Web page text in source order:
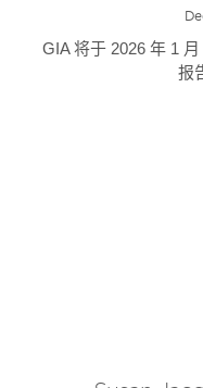
GIA 将于 2026 年 1
报